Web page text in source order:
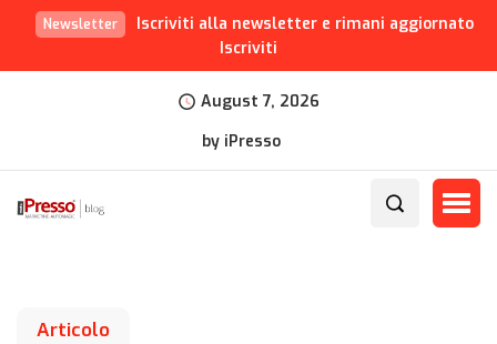
Newsletter
Iscriviti alla newsletter e rimani aggiornato
Iscriviti
August 7, 2026
by iPresso
Articolo